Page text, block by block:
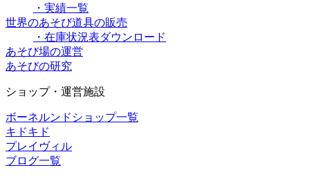
・実績一覧
世界のあそび道具の販売
・在庫状況表ダウンロード
あそび場の運営
あそびの研究
ショップ・運営施設
ボーネルンドショップ一覧
キドキド
プレイヴィル
ブログ一覧